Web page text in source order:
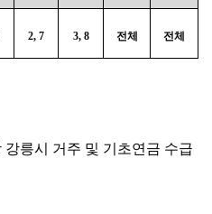
2, 7 3, 8 전체 전체
강릉시 거주 및 기초연금 수급